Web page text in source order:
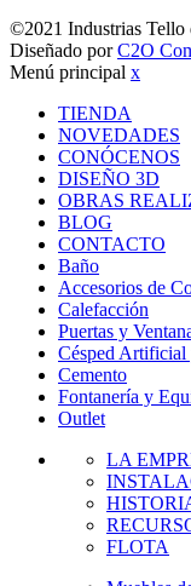
©2021 Industrias Tello
Diseñado porC2O
Menú principal x
TIENDA
NOVEDADES
CONÓCENOS
DISEÑO 3D
OBRAS
BLOG
CONTACTO
Baño
Accesorios de
Calefacción
Puertas y
Césped Artificial
Cemento
Fontanería y
Outlet
LA
FLOTA